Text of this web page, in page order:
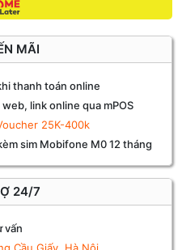
MÃI
thanh toán online
link online qua mPOS
25K-400k
sim Mobifone M0 12 tháng
24/7
vấn